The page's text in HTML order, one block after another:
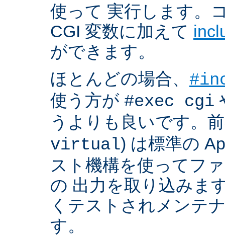
使って 実行します。
CGI 変数に加えて
ができます。
ほとんどの場合、
使う方が #exec cgi
うよりも良いです。
virtual) は標準の
スト機構を使ってフ
の 出力を取り込みま
くテストされメンテ
す。